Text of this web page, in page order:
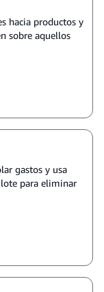
hacia productos y
sobre aquellos
gastos y usa
para eliminar